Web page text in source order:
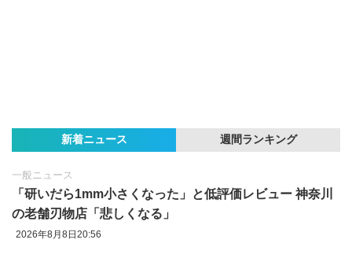
新着ニュース 週間ランキング
一般ニュース
「研いだら1mm小さくなった」と低評価レビュー 神奈川
の老舗刃物店「悲しくなる」
2026年8月8日20:56